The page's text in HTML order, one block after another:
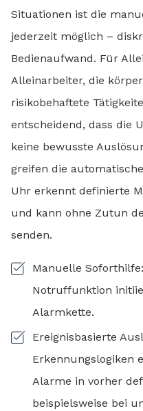
Situationen ist die
jederzeit möglich –
Bedienaufwand. Für
Alleinarbeiter, die
risikobehaftete
entscheidend, dass die
keine bewusste
greifen die
Uhr erkennt definierte
und kann ohne Zutun
senden.
Manuelle
Notruffunktion
Alarmkette.
Ereignisbasierte
Erkennungslogiken
Alarme in vorher
beispielsweise bei